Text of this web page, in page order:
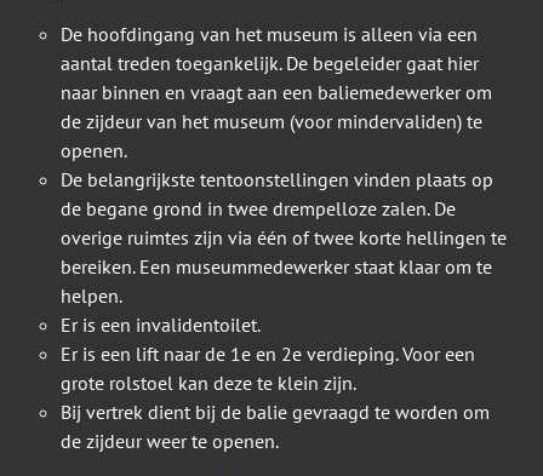
De hoofdingang van het museum is alleen via een
aantal treden toegankelijk. De begeleider gaat hier
naar binnen en vraagt aan een baliemedewerker om
de zijdeur van het museum (voor mindervaliden) te
openen.
De belangrijkste tentoonstellingen vinden plaats op
de begane grond in twee drempelloze zalen. De
overige ruimtes zijn via één of twee korte hellingen te
bereiken. Een museummedewerker staat klaar om te
helpen.
Er is een invalidentoilet.
Er is een lift naar de 1e en 2e verdieping. Voor een
grote rolstoel kan deze te klein zijn.
Bij vertrek dient bij de balie gevraagd te worden om
de zijdeur weer te openen.